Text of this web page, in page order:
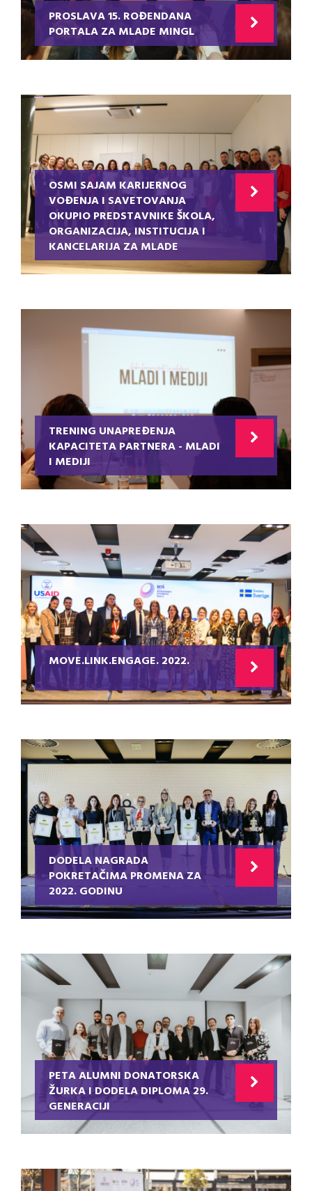
PROSLAVA 15. ROĐENDANA
PORTALA ZA MLADE MINGL
OSMI SAJAM KARIJERNOG
VOĐENJA I SAVETOVANJA
OKUPIO PREDSTAVNIKE ŠKOLA,
ORGANIZACIJA, INSTITUCIJA I
KANCELARIJA ZA MLADE
TRENING UNAPREĐENJA
KAPACITETA PARTNERA - MLADI
I MEDIJI
MOVE.LINK.ENGAGE. 2022.
DODELA NAGRADA
POKRETAČIMA PROMENA ZA
2022. GODINU
PETA ALUMNI DONATORSKA
ŽURKA I DODELA DIPLOMA 29.
GENERACIJI